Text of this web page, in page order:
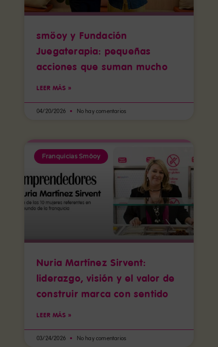
smöoy y Fundación
Juegaterapia: pequeñas
acciones que suman mucho
LEER MÁS »
04/20/2026 No hay comentarios
Franquicias Smöoy
Nuria Martínez Sirvent:
liderazgo, visión y el valor de
construir marca con sentido
LEER MÁS »
03/24/2026 No hay comentarios